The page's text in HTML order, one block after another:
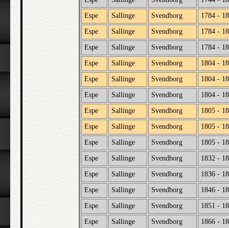
Espe Sallinge Svendborg 1784 -
Espe Sallinge Svendborg 1784 -
Espe Sallinge Svendborg 1784 -
Espe Sallinge Svendborg 1804 -
Espe Sallinge Svendborg 1804 -
Espe Sallinge Svendborg 1804 -
Espe Sallinge Svendborg 1805 -
Espe Sallinge Svendborg 1805 -
Espe Sallinge Svendborg 1805 -
Espe Sallinge Svendborg 1832 -
Espe Sallinge Svendborg 1836 -
Espe Sallinge Svendborg 1846 -
Espe Sallinge Svendborg 1851 -
Espe Sallinge Svendborg 1866 -